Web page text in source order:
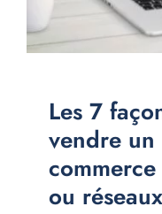
Les 7
vendre
commerce
ou